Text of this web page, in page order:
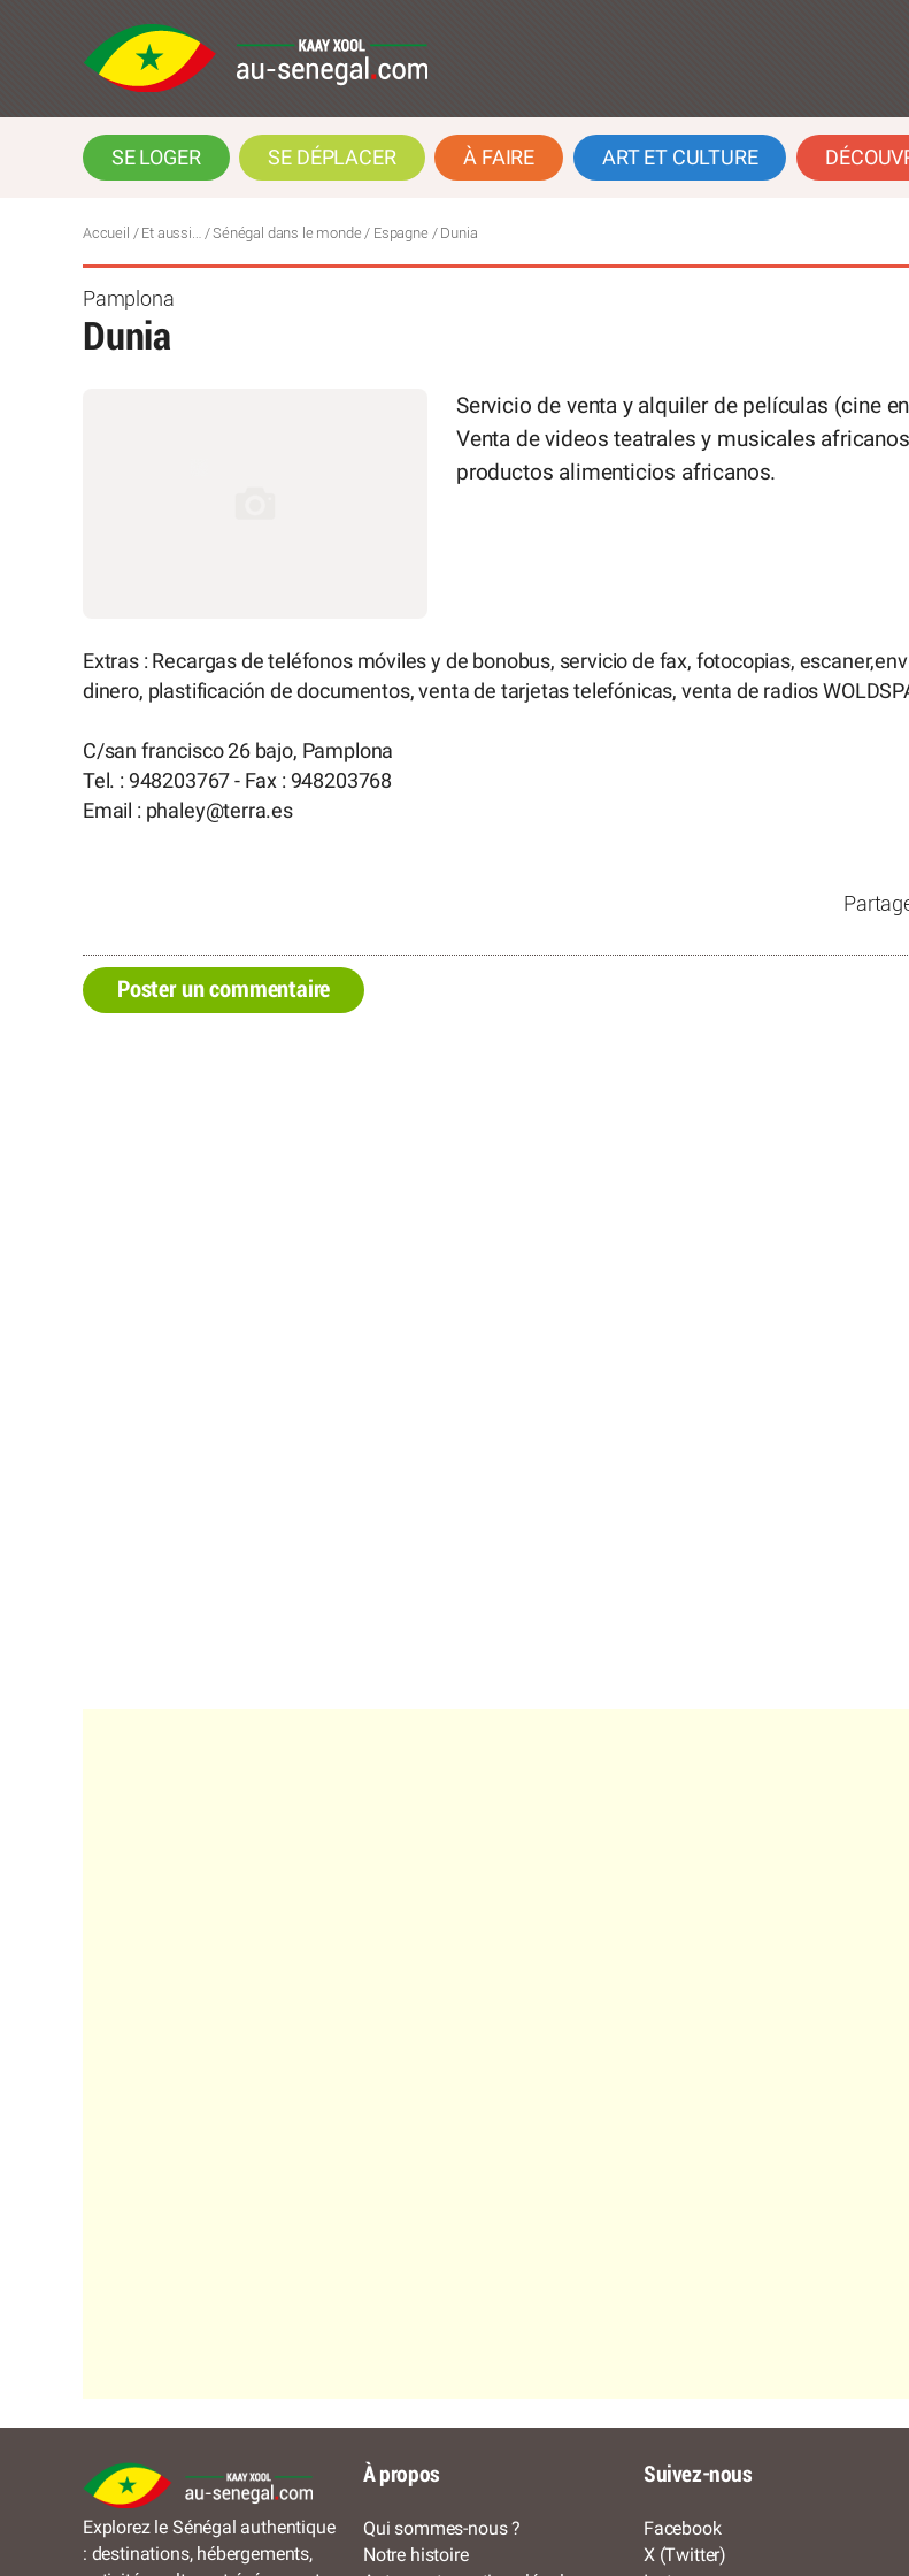
SE LOGER SE DÉPLACER À FAIRE ART ET CULTURE
Accueil / Et aussi…/Sénégal dans le monde / Espagne / Dunia
Pamplona
Dunia
Servicio de venta y alquiler de películas (cine
Venta de videos teatrales y musicales
productos alimenticios africanos.
Extras : Recargas de teléfonos móviles y de bonobus, servicio de fax, fotocopias,
dinero, plastificación de documentos, venta de tarjetas telefónicas, venta de radios
C/san francisco 26 bajo, Pamplona
Tel. : 948203767 - Fax : 948203768
Email : phaley@terra.es
Poster un commentaire
Explorez le Sénégal authentique
: destinations, hébergements,
À propos
Qui sommes-nous ?
Notre histoire
Suivez-nous
Facebook
X (Twitter)